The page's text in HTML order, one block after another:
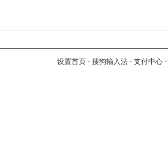
设置首页 - 搜狗输入法 - 支付中心 -